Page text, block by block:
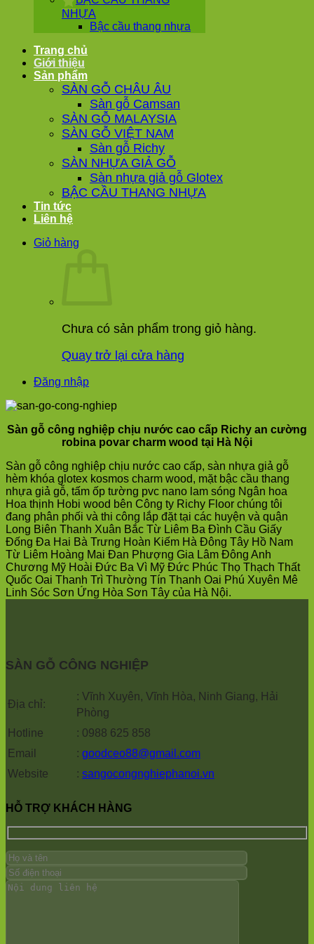
NHỰA
Bậc cầu thang nhựa
Trang chủ
Giới thiệu
Sản phẩm
SÀN GỖ CHÂU ÂU
Sàn gỗ Camsan
SÀN GỖ MALAYSIA
SÀN GỖ VIỆT NAM
Sàn gỗ Richy
SÀN NHỰA GIẢ GỖ
Sàn nhựa giả gỗ Glotex
BẬC CẦU THANG NHỰA
Tin tức
Liên hệ
Giỏ hàng
Chưa có sản phẩm trong giỏ hàng.
Quay trở lại cửa hàng
Đăng nhập
Sàn gỗ công nghiệp chịu nước cao cấp Richy an cường
robina povar charm wood tại Hà Nội
Sàn gỗ công nghiệp chịu nước cao cấp, sàn nhựa giả gỗ
hèm khóa glotex kosmos charm wood, mặt bậc cầu thang
nhựa giả gỗ, tấm ốp tường pvc nano lam sóng Ngân hoa
Hoa thịnh Hobi wood bên Công ty Richy Floor chúng tôi
đang phân phối và thi công lắp đặt tại các huyện và quận
Long Biên Thanh Xuân Bắc Từ Liêm Ba Đình Cầu Giấy
Đống Đa Hai Bà Trưng Hoàn Kiếm Hà Đông Tây Hồ Nam
Từ Liêm Hoàng Mai Đan Phượng Gia Lâm Đông Anh
Chương Mỹ Hoài Đức Ba Vì Mỹ Đức Phúc Thọ Thạch Thất
Quốc Oai Thanh Trì Thường Tín Thanh Oai Phú Xuyên Mê
Linh Sóc Sơn Ứng Hòa Sơn Tây của Hà Nội.
SÀN GỖ CÔNG NGHIỆP
Địa chỉ:
: Vĩnh Xuyên, Vĩnh Hòa, Ninh Giang, Hải
Phòng
Hotline
: 0988 625 858
Email
: goodceo88@gmail.com
Website
: sangocongnghiephanoi.vn
HỖ TRỢ KHÁCH HÀNG